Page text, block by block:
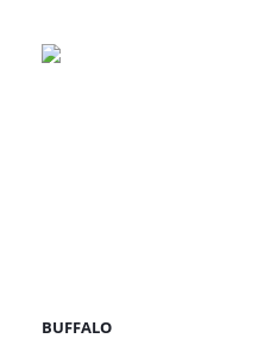
BUFFALO